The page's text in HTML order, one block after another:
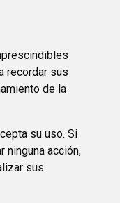
recordar sus
de la
su uso. Si
ninguna acción,
sus
LOCAL